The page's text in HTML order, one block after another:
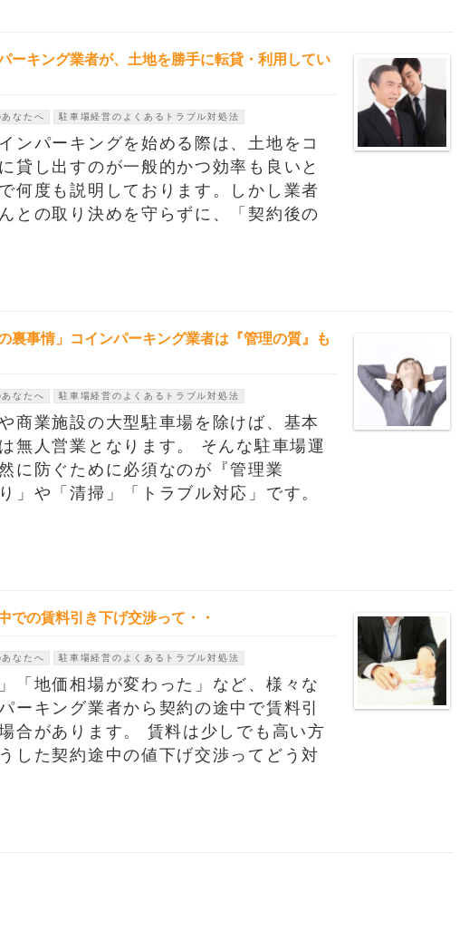
ーキング業者が、土地を勝手に転貸・利用してい
なたへ 駐車場経営のよくあるトラブル対処法
ンパーキングを始める際は、土地をコ
貸し出すのが一般的かつ効率も良いと
何度も説明しております。しかし業者
との取り決めを守らずに、「契約後の
裏事情」コインパーキング業者は『管理の質』も
なたへ 駐車場経営のよくあるトラブル対処法
商業施設の大型駐車場を除けば、基本
無人営業となります。 そんな駐車場運
に防ぐために必須なのが『管理業
」や「清掃」「トラブル対応」です。
での賃料引き下げ交渉って・・
なたへ 駐車場経営のよくあるトラブル対処法
「地価相場が変わった」など、様々な
ーキング業者から契約の途中で賃料引
合があります。 賃料は少しでも高い方
した契約途中の値下げ交渉ってどう対